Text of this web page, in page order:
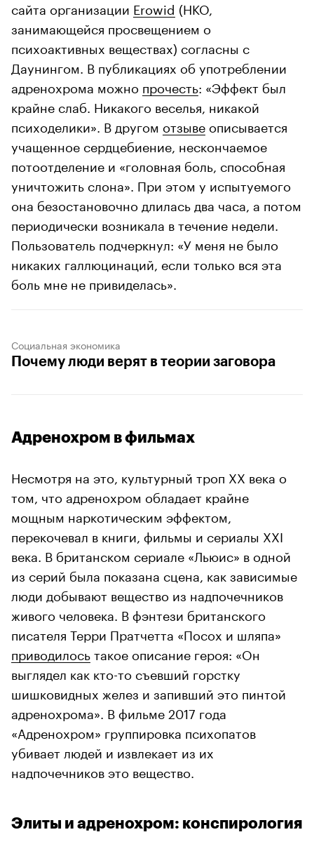
сайта организации Erowid (НКО,
занимающейся просвещением о
психоактивных веществах) согласны с
Даунингом. В публикациях об употреблении
адренохрома можно прочесть: «Эффект был
крайне слаб. Никакого веселья, никакой
психоделики». В другом отзыве описывается
учащенное сердцебиение, нескончаемое
потоотделение и «головная боль, способная
уничтожить слона». При этом у испытуемого
она безостановочно длилась два часа, а потом
периодически возникала в течение недели.
Пользователь подчеркнул: «У меня не было
никаких галлюцинаций, если только вся эта
боль мне не привиделась».
Социальная экономика
Почему люди верят в теории заговора
Адренохром в фильмах
Несмотря на это, культурный троп ХХ века о
том, что адренохром обладает крайне
мощным наркотическим эффектом,
перекочевал в книги, фильмы и сериалы XXI
века. В британском сериале «Льюис» в одной
из серий была показана сцена, как зависимые
люди добывают вещество из надпочечников
живого человека. В фэнтези британского
писателя Терри Пратчетта «Посох и шляпа»
приводилосьтакое описание героя: «Он
выглядел как кто-то съевший горстку
шишковидных желез и запивший это пинтой
адренохрома». В фильме 2017 года
«Адренохром» группировка психопатов
убивает людей и извлекает из их
надпочечников это вещество.
Элиты и адренохром: конспирология